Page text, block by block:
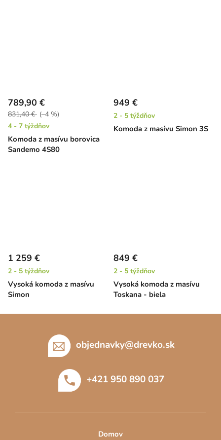
Komoda z masívu borovica
Sandemo 4S80
789,90 €
831,40 € (–4 %)
4 - 7 týždňov
Komoda z masívu Simon 3S
949 €
2 - 5 týždňov
Vysoká komoda z masívu
Simon
1 259 €
2 - 5 týždňov
Vysoká komoda z masívu
Toskana - biela
849 €
2 - 5 týždňov
objednavky@drevko.sk
+421 950 890 037
Domov